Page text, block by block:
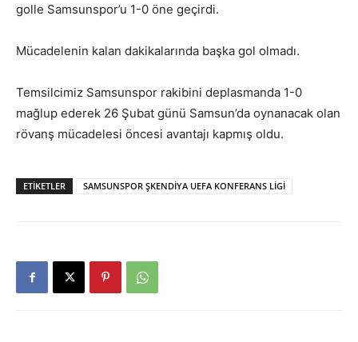
golle Samsunspor’u 1-0 öne geçirdi.
Mücadelenin kalan dakikalarında başka gol olmadı.
Temsilcimiz Samsunspor rakibini deplasmanda 1-0
mağlup ederek 26 Şubat günü Samsun’da oynanacak olan
rövanş mücadelesi öncesi avantajı kapmış oldu.
ETIKETLER SAMSUNSPOR ŞKENDİYA UEFA KONFERANS LİGİ